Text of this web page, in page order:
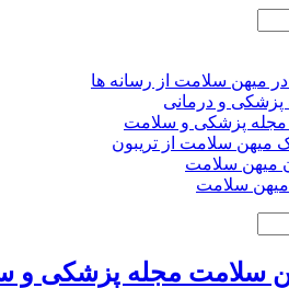
میهن سلامت از رسانه ها
و درمانی
مجله پزشکی و سلامت
میهن سلامت از تریبون
میهن سلامت
میهن سلامت
سلامت مجله پزشکی و